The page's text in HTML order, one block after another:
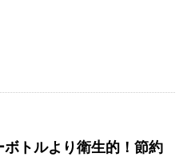
ボトルより衛生的！節約